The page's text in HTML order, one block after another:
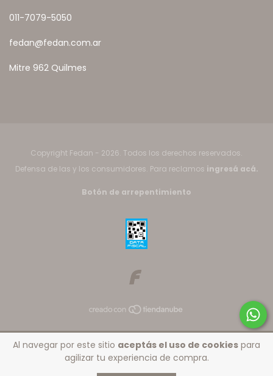
Al navegar por este sitio aceptás el uso de cookies para
agilizar tu experiencia de compra.
011-7079-5050
fedan@fedan.com.ar
Mitre 962 Quilmes
Copyright Fedan - 2026. Todos los derechos reservados.
Defensa de las y los consumidores. Para reclamos ingresá acá.
Botón de arrepentimiento